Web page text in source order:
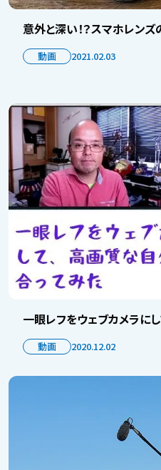
意外と深い！？スマホレン
動画 2021.02.03
一眼レフをウェブカメラに
動画 2020.12.02